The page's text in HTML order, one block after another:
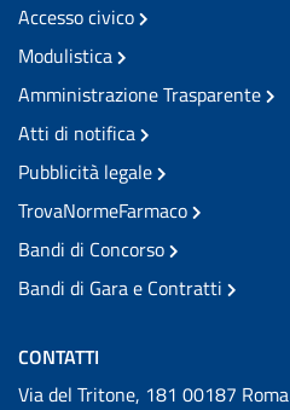
Accesso civico
Modulistica
Amministrazione Trasparente
Atti di notifica
Pubblicità legale
TrovaNormeFarmaco
Bandi di Concorso
Bandi di Gara e Contratti
CONTATTI
Via del Tritone, 181 00187 Roma